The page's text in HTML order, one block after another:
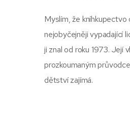
Myslím, že kníhkupectvo
nejobyčejněji vypadající
ji znal od roku 1973. Její
prozkoumaným
dětství zajímá.